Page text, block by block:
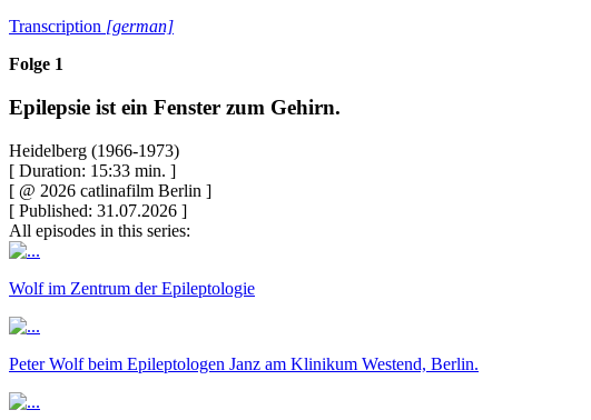
Transcription [german]
Folge 1
Epilepsie ist ein Fenster zum Gehirn.
Heidelberg (1966-1973)
[ Duration: 15:33 min. ]
[ @ 2026 catlinafilm Berlin ]
[ Published: 31.07.2026 ]
All episodes in this series:
Wolf im Zentrum der Epileptologie
Peter Wolf beim Epileptologen Janz am Klinikum Westend, Berlin.